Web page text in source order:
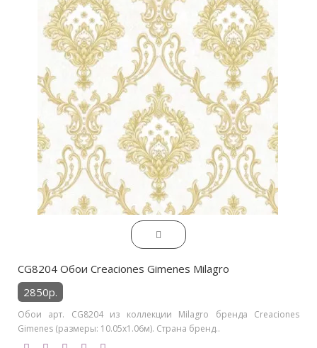
CG8204 Обои Creaciones Gimenes Milagro
2850р.
Обои арт. CG8204 из коллекции Milagro бренда Creaciones
Gimenes (размеры: 10.05х1.06м). Страна бренд..